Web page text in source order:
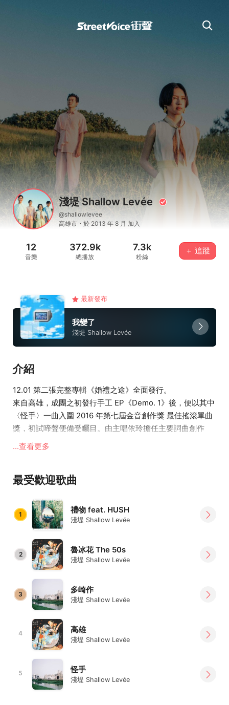
淺堤 Shallow Levée
@shallowlevee
高雄市・於 2013 年 8 月 加入
12
音樂
372.9k
總播放
7.3k
粉絲
＋ 追蹤
最新發布
我變了
淺堤 Shallow Levée
介紹
12.01 第二張完整專輯《婚禮之途》全面發行。
來自高雄，成團之初發行手工 EP《Demo. 1》後，便以其中
〈怪手〉一曲入圍 2016 年第七屆金音創作獎 最佳搖滾單曲
獎，初試啼聲便備受矚目。由主唱依玲擔任主要詞曲創作
者，使用華語與台語書寫，歌詞多取 材自對社會的細膩觀察
2017 年發行 EP《湯與海》，舉辦巡迴演出，於台北、高
雄、香港創下佳績。而後便多次受邀登上高雄大港 開唱、韓
國 Greenplugged、Stepping Stone、新加坡華藝節等海內
外指標性音樂節演出。2019 年舉辦 《陷眠》台灣巡迴，全
場次完售，受媒體廣大報導關注。2020 年發行首張完整專
輯《不完整的村莊》，入圍 第十一屆金音創作獎最佳搖滾專
輯獎，並達成台北 Legacy 專場演唱會千人完售里程碑。
電吉他、主唱 Electric Guitar & Lead Vocal：依玲 Yi-Ling
電吉他 Electric Guitar：紅茶 Hong Cha
貝斯 Electric Bass：方博 Patrick Fang
鼓 Drums：堂軒 Sam Huang
...查看更多
最受歡迎歌曲
1 禮物 feat. HUSH
淺堤 Shallow Levée
2 魯冰花 The 50s
淺堤 Shallow Levée
3 多崎作
淺堤 Shallow Levée
4 高雄
淺堤 Shallow Levée
5 怪手
淺堤 Shallow Levée